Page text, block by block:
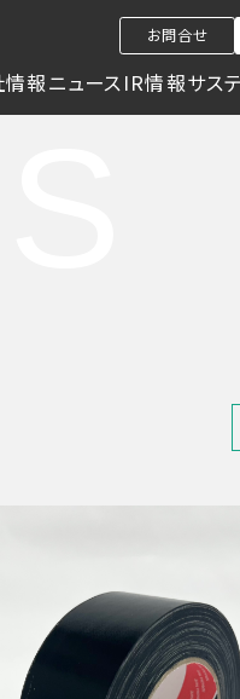
お問合せ
報ニュースIR情報サス